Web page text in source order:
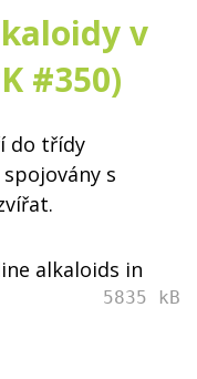
v
#350)
do třídy
s
alkaloids in
5835 kB